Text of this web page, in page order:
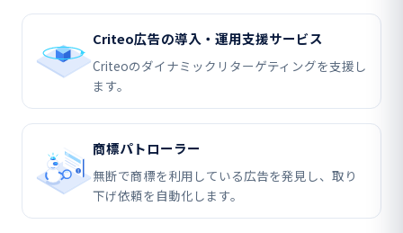
Criteo広告の導入・運用支援サービス
Criteoのダイナミックリターゲティングを支援し
ます。
商標パトローラー
無断で商標を利用している広告を発見し、取り
下げ依頼を自動化します。